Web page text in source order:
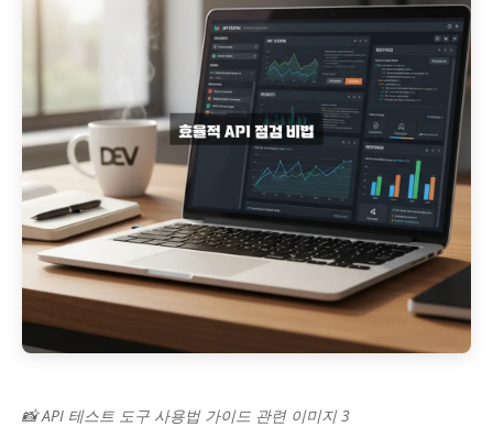
📸 API 테스트 도구 사용법 가이드 관련 이미지 3